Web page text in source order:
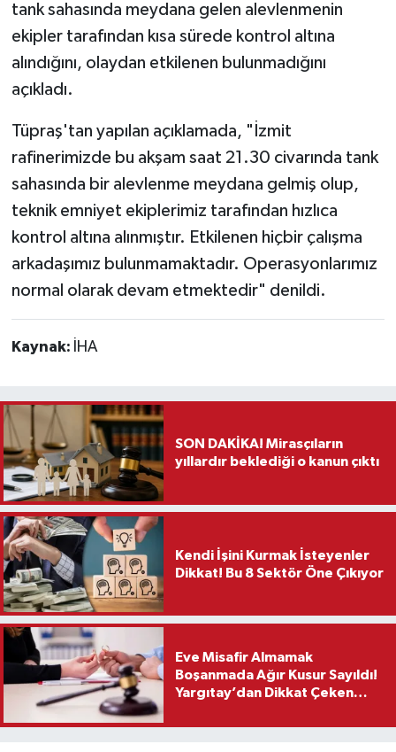
tank sahasında meydana gelen alevlenmenin
ekipler tarafından kısa sürede kontrol altına
alındığını, olaydan etkilenen bulunmadığını
açıkladı.
Tüpraş'tan yapılan açıklamada, "İzmit
rafinerimizde bu akşam saat 21.30 civarında tank
sahasında bir alevlenme meydana gelmiş olup,
teknik emniyet ekiplerimiz tarafından hızlıca
kontrol altına alınmıştır. Etkilenen hiçbir çalışma
arkadaşımız bulunmamaktadır. Operasyonlarımız
normal olarak devam etmektedir" denildi.
Kaynak: İHA
SON DAKİKA! Mirasçıların
yıllardır beklediği o kanun çıktı
Kendi İşini Kurmak İsteyenler
Dikkat! Bu 8 Sektör Öne Çıkıyor
Eve Misafir Almamak
Boşanmada Ağır Kusur Sayıldı!
Yargıtay’dan Dikkat Çeken
Vefat Haberleri
Yaşam